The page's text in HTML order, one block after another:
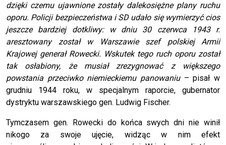
dzięki czemu ujawnione zostały dalekosiężne plany ruchu
oporu. Policji bezpieczeństwa i SD udało się wymierzyć cios
jeszcze bardziej dotkliwy: w dniu 30 czerwca 1943 r.
aresztowany został w Warszawie szef polskiej Armii
Krajowej generał Rowecki. Wskutek tego ruch oporu został
tak osłabiony, że musiał zrezygnować z większego
powstania przeciwko niemieckiemu panowaniu – pisał w
grudniu 1944 roku, w specjalnym raporcie, gubernator
dystryktu warszawskiego gen. Ludwig Fischer.
Tymczasem gen. Rowecki do końca swych dni nie winił
nikogo za swoje ujęcie, widząc w nim efekt